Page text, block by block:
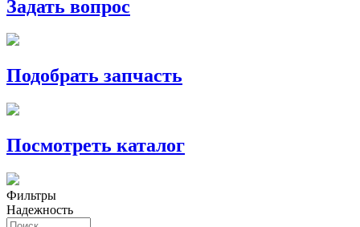
Задать вопрос
Подобрать запчасть
Посмотреть каталог
Фильтры
Надежность